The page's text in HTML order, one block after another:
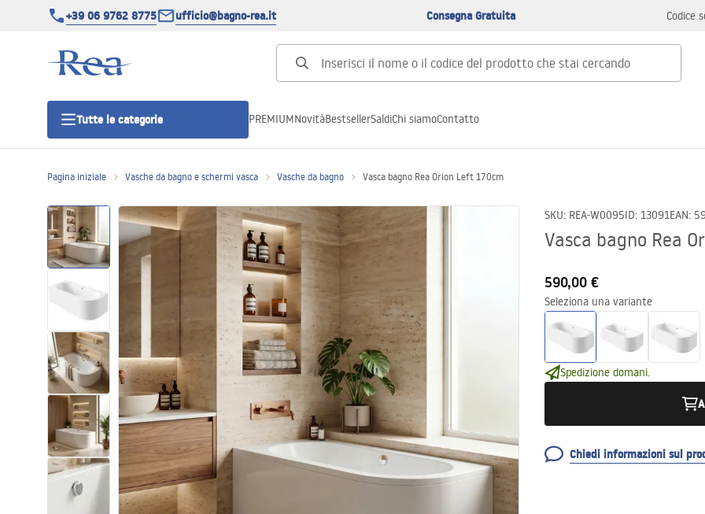
+39 06 9762 8775 ufficio@bagno-rea.it Consegna Gratuita Codice
Tutte le categorie
Porte doccia
Piatti doccia da bagno
Canaline di scarico
Set di vaso WC e bidet
Lavabi
Vasche da bagno e schermi vasca
Rubinetti da bagno
PREMIUMNovitàBestsellerSaldiChi siamoContatto
Pagina iniziale Vasche da bagno e schermi vasca Vasche da bagno Vasca bagno Rea Orion Left 170cm
SKU: REA-W0095ID: 13091EAN:
Vasca bagno Rea
590,00 €
Seleziona una variante
Spedizione domani.
Chiedi informazioni sul